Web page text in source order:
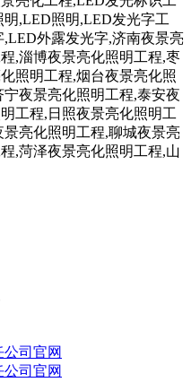
司官网
司官网